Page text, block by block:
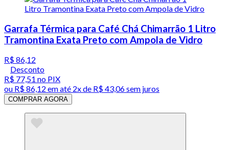
Garrafa Térmica para Café Chá Chimarrão 1 Litro
Tramontina Exata Preto com Ampola de Vidro
R$ 86,12
Desconto
R$ 77,51 no PIX
ou R$ 86,12 em até 2x de R$ 43,06 sem juros
COMPRAR AGORA